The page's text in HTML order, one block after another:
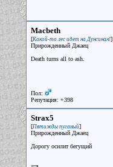
Macbeth
[Какой-то лес идет на Дунсинан!]
Прирожденный Джаец
Death turns all to ash.
Пол:
Репутация: +398
Strax5
[Пятижды пуганый]
Прирожденный Джаец
Дорогу осилит бегущий